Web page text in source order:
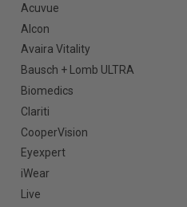
Acuvue
Alcon
Avaira Vitality
Bausch + Lomb ULTRA
Biomedics
Clariti
CooperVision
Eyexpert
iWear
Live